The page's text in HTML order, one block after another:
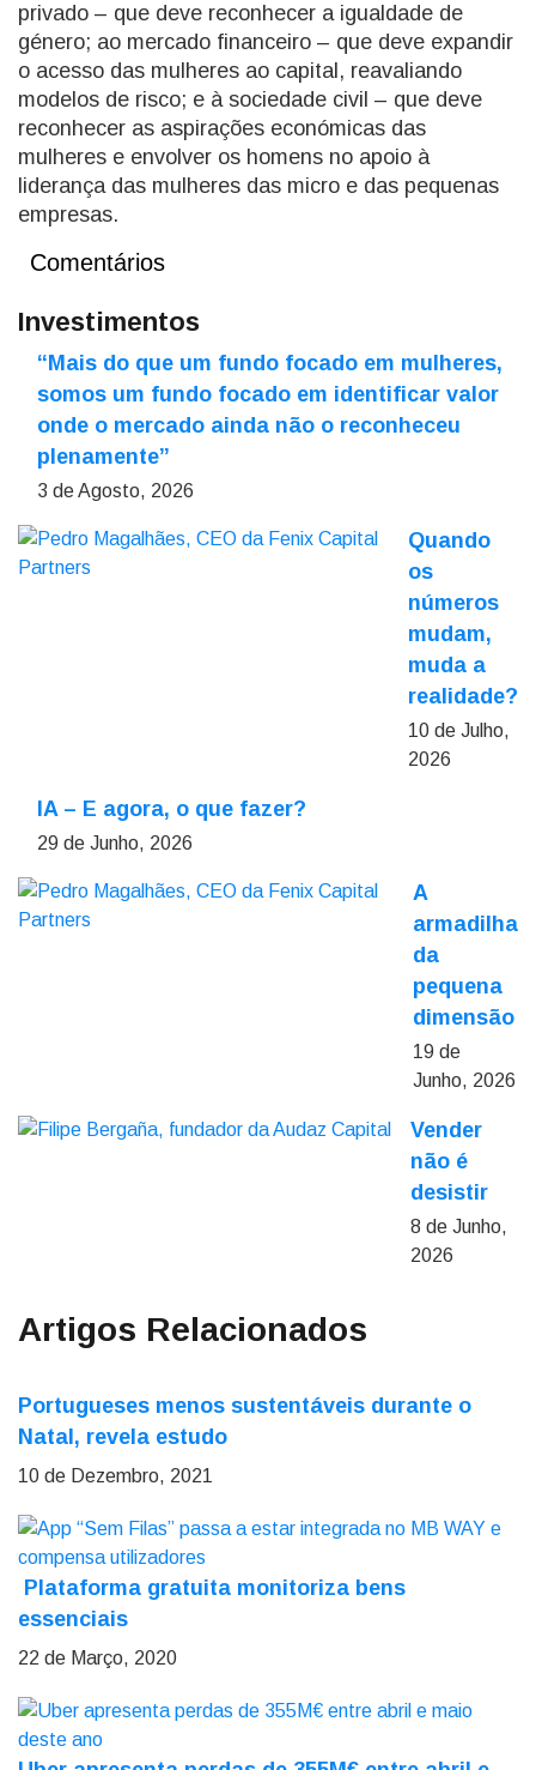
privado – que deve reconhecer a igualdade de
género; ao mercado financeiro – que deve expandir
o acesso das mulheres ao capital, reavaliando
modelos de risco; e à sociedade civil – que deve
reconhecer as aspirações económicas das
mulheres e envolver os homens no apoio à
liderança das mulheres das micro e das pequenas
empresas.
Comentários
Investimentos
“Mais do que um fundo focado em mulheres,
somos um fundo focado em identificar valor
onde o mercado ainda não o reconheceu
plenamente”
3 de Agosto, 2026
Quando
os
números
mudam,
muda a
realidade?
10 de Julho,
2026
IA – E agora, o que fazer?
29 de Junho, 2026
A
armadilha
da
pequena
dimensão
19 de
Junho, 2026
Vender
não é
desistir
8 de Junho,
2026
Artigos Relacionados
Portugueses menos sustentáveis durante o
Natal, revela estudo
10 de Dezembro, 2021
Plataforma gratuita monitoriza bens
essenciais
22 de Março, 2020